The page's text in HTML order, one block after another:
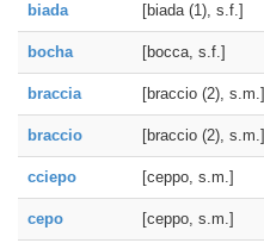
biada [biada (1), s.f.]
bocha [bocca, s.f.]
braccia [braccio (2), s.m.]
braccio [braccio (2), s.m.]
cciepo [ceppo, s.m.]
cepo [ceppo, s.m.]